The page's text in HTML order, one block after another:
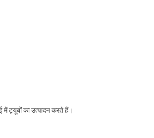
में ट्यूबों का उत्पादन करते हैं।